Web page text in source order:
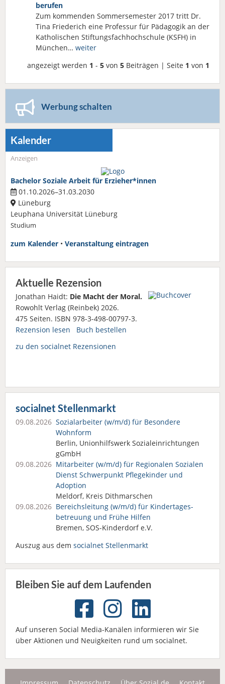
berufen
Zum kommenden Sommersemester 2017 tritt Dr.
Tina Friederich eine Professur für Pädagogik an der
Katholischen Stiftungsfachhochschule (KSFH) in
München… weiter
angezeigt werden 1 - 5 von 5 Beiträgen | Seite 1 von 1
Werbung schalten
Kalender
Anzeigen
Bachelor Soziale Arbeit für Erzieher*innen
01.10.2026–31.03.2030
Lüneburg
Leuphana Universität Lüneburg
Studium
zum Kalender • Veranstaltung eintragen
Aktuelle Rezension
Jonathan Haidt: Die Macht der Moral.
Rowohlt Verlag (Reinbek) 2026.
475 Seiten. ISBN 978-3-498-00797-3.
Rezension lesen
Buch bestellen
zu den socialnet Rezensionen
socialnet Stellenmarkt
09.08.2026 Sozialarbeiter (w/m/d) für Besondere
Wohnform
Berlin, Unionhilfswerk Sozialeinrichtungen
gGmbH
09.08.2026 Mitarbeiter (w/m/d) für Regionalen Sozialen
Dienst Schwerpunkt Pflegekinder und
Adoption
Meldorf, Kreis Dithmarschen
09.08.2026 Bereichsleitung (w/m/d) für Kindertages­
betreuung und Frühe Hilfen
Bremen, SOS-Kinderdorf e.V.
Auszug aus dem socialnet Stellenmarkt
Bleiben Sie auf dem Laufenden
Auf unseren Social Media-Kanälen informieren wir Sie
über Aktionen und Neuigkeiten rund um socialnet.